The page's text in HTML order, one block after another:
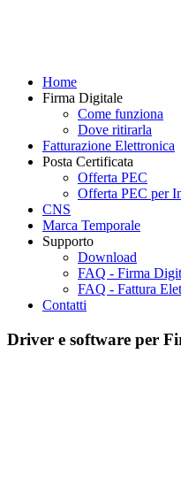
Home
Firma Digitale
Come funziona
Dove ritirarla
Fatturazione Elettronica
Posta Certificata
Offerta PEC
Offerta PEC per
CNS
Marca Temporale
Supporto
Download
FAQ - Firma
FAQ - Fattura
Contatti
Driver e software per